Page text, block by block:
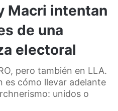
Macri intentan
de una
electoral
pero también en LLA.
es cómo llevar adelante
unidos o